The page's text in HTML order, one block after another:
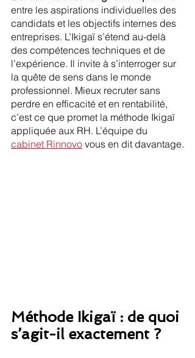
entre les aspirations individuelles des
candidats et les objectifs internes des
entreprises. L’Ikigaï s’étend au-delà
des compétences techniques et de
l’expérience. Il invite à s’interroger sur
la quête de sens dans le monde
professionnel. Mieux recruter sans
perdre en efficacité et en rentabilité,
c’est ce que promet la méthode Ikigaï
appliquée aux RH. L’équipe du
cabinet Rinnovo vous en dit davantage.
Méthode Ikigaï : de quoi
s’agit-il exactement ?